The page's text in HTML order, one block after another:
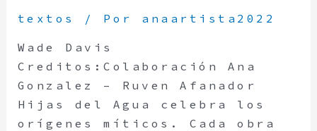
textos / Por anaartista2022
Wade Davis
Creditos:Colaboración Ana
Gonzalez – Ruven Afanador
Hijas del Agua celebra los
orígenes míticos. Cada obra